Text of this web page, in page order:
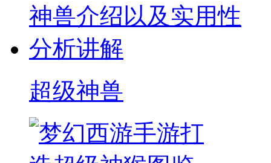
超级神兽